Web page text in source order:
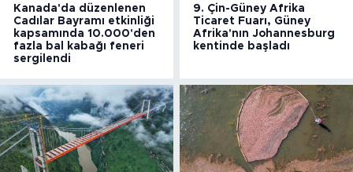
Kanada'da düzenlenen
Cadılar Bayramı etkinliği
kapsamında 10.000'den
fazla bal kabağı feneri
sergilendi
9. Çin-Güney Afrika
Ticaret Fuarı, Güney
Afrika'nın Johannesburg
kentinde başladı